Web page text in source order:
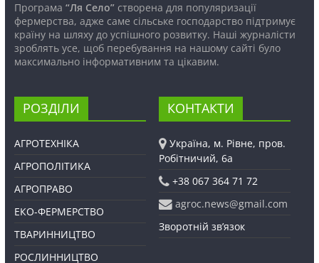
Програма “Ля Село”створена для популяризації
фермерства, адже саме сільське господарство підтримує
країну на шляху до успішного розвитку. Наші журналісти
зроблять усе, щоб перебування на нашому сайті було
максимально інформативним та цікавим.
РОЗДІЛИ
АГРОТЕХНІКА
АГРОПОЛІТИКА
АГРОПРАВО
ЕКО-ФЕРМЕРСТВО
ТВАРИННИЦТВО
РОСЛИННИЦТВО
КОНТАКТИ
Україна, м. Рівне, пров.
Робітничий, 6а
+38 067 364 71 72
agroc.news@gmail.com
Зворотній зв’язок